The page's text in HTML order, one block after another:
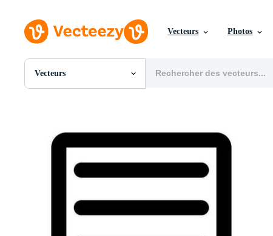
Vecteurs Photos
Vecteurs
Toutes Images
SVGs
Vecteurs
Images Éditoriales
Événements Éditoriaux